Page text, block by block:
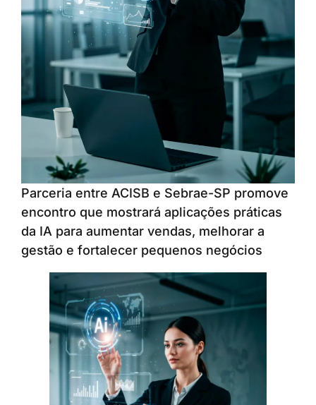
Parceria entre ACISB e Sebrae-SP promove
encontro que mostrará aplicações práticas
da IA para aumentar vendas, melhorar a
gestão e fortalecer pequenos negócios